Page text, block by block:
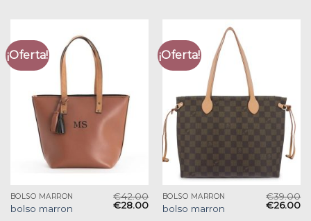
¡Oferta!
BOLSO MARRON
bolso marron
€42.00
€28.00
¡Oferta!
BOLSO MARRON
bolso marron
€39.00
€26.00